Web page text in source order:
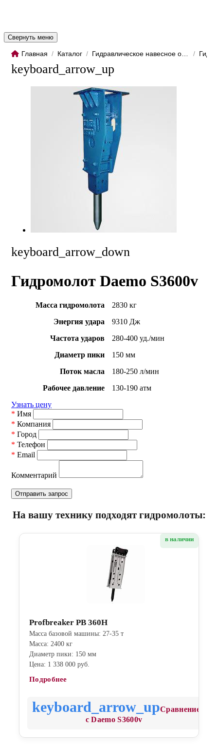
Свернуть меню
Главная / Каталог / /
keyboard_arrow_up
keyboard_arrow_down
Гидромолот Daemo S3600v
Масса гидромолота
2830 кг
Энергия удара
9310 Дж
Частота ударов
280-400 уд./мин
Диаметр пики
150 мм
Поток масла
180-250 л/мин
Рабочее давление
130-190 атм
Узнать цену
* Имя
* Компания
* Город
* Телефон
* Email
Комментарий
На вашу технику подходят гидромолоты:
в наличии
Profbreaker PB 360H
Масса базовой машины: 27-35 т
Масса: 2400 кг
Диаметр пики: 150 мм
Цена: 1 338 000 руб.
Подробнее
Сравнение
с Daemo S3600v